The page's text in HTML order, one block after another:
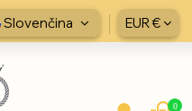
Slovenčina EUR €
0